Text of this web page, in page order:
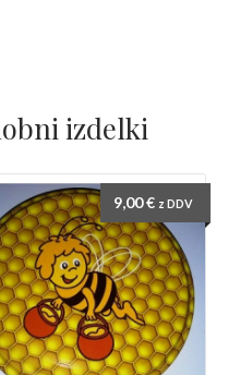
izdelki
9,00€ z DDV